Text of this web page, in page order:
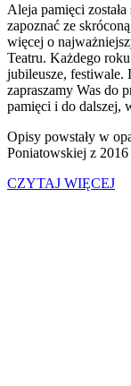
Aleja pamięci
zapoznać ze
więcej o
Teatru. Każdego
jubileusze, festiwale.
zapraszamy Was do
pamięci i do dalszej,
Opisy powstały w
Poniatowskiej z
CZYTAJ WIĘCEJ